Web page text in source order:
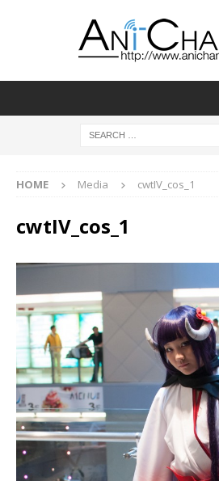
HOME Media cwtIV_cos_1
cwtIV_cos_1